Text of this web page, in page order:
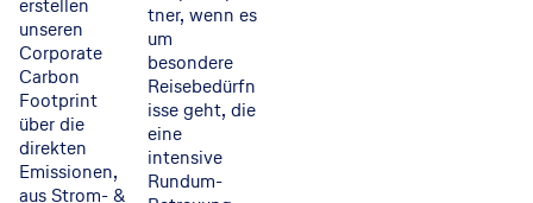
erstellen
unseren
Corporate
Carbon
Footprint
über die
direkten
Emissionen,
aus Strom- &
tner, wenn es
um
besondere
Reisebedürfn
isse geht, die
eine
intensive
Rundum-